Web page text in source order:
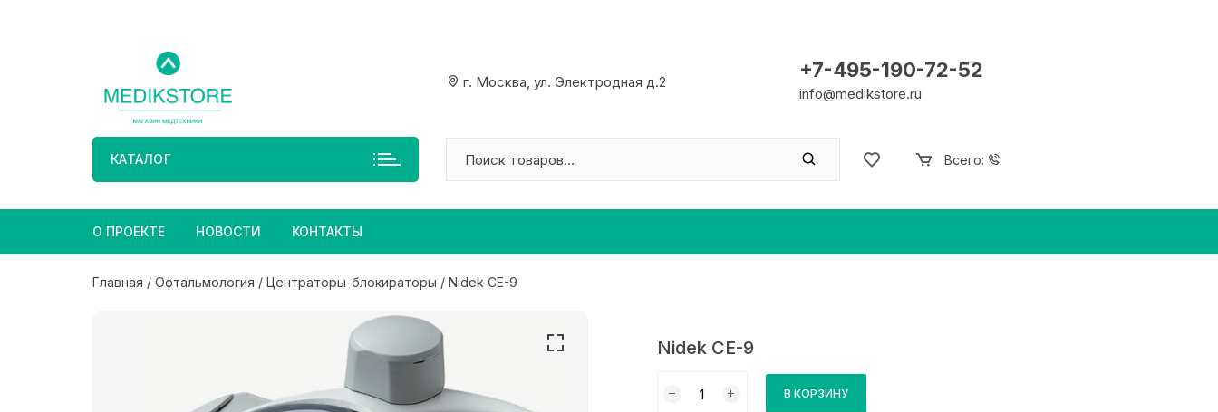
г. Москва, ул. Электродная д.2
+7-495-190-72-52
info@medikstore.ru
КАТАЛОГ Всего:
О ПРОЕКТЕ НОВОСТИ КОНТАКТЫ
Главная / Офтальмология / Центраторы-блокираторы / Nidek СE-9
Nidek СE-9
товара
В КОРЗИНУ